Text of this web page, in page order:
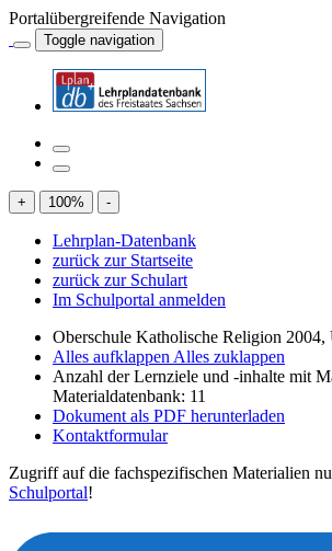
Portalübergreifende Navigation
Toggle navigation
+ 100% -
Lehrplan-Datenbank
zurück zur Startseite
zurück zur Schulart
Im Schulportal anmelden
Oberschule Katholische Religion 2004,
Alles aufklappen Alles zuklappen
Anzahl der Lernziele und -inhalte mit
Materialdatenbank: 11
Dokument als PDF herunterladen
Kontaktformular
Zugriff auf die fachspezifischen Materialien
Schulportal!